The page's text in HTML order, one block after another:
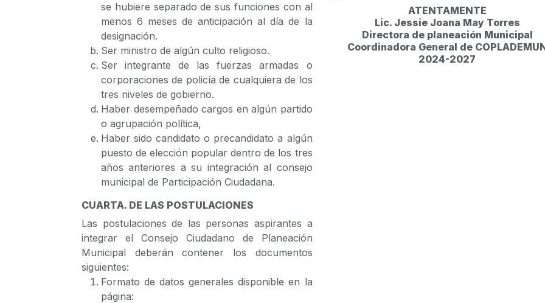
se hubiere separado de sus funciones con al
menos 6 meses de anticipación al día de la
designación.
Ser ministro de algún culto religioso.
Ser integrante de las fuerzas armadas o
corporaciones de policía de cualquiera de los
tres niveles de gobierno.
Haber desempeñado cargos en algún partido
o agrupación política,
Haber sido candidato o precandidato a algún
puesto de elección popular dentro de los tres
años anteriores a su integración al consejo
municipal de Participación Ciudadana.
CUARTA. DE LAS POSTULACIONES
Las postulaciones de las personas aspirantes a
integrar el Consejo Ciudadano de Planeación
Municipal deberán contener los documentos
siguientes:
Formato de datos generales disponible en la
página:
ATENTAMENTE
Lic. Jessie Joana May Torres
Directora de planeación Municipal
Coordinadora General de
2024-2027